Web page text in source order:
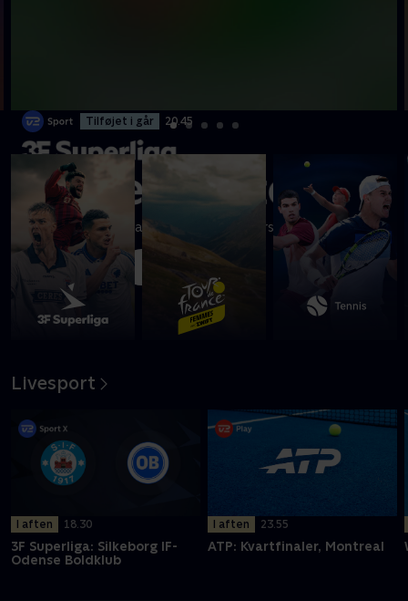
Tilføjet i går 20.45
Se højdepunkter fra kampen mellem Horsens og Brøndby IF
Livesport
I aften 18.30
3F Superliga: Silkeborg IF-
Odense Boldklub
I aften 23.55
ATP: Kvartfinaler, Montreal